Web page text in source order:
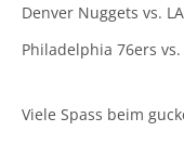
Denver Nuggets vs.
Philadelphia 76ers
Viele Spass beim